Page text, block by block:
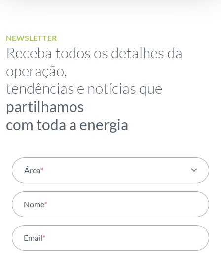
NEWSLETTER
Receba todos os detalhes da
operação,
tendências e notícias que
partilhamos
com toda a energia
Área*
Atividade
Institucional
Nome*
Email*